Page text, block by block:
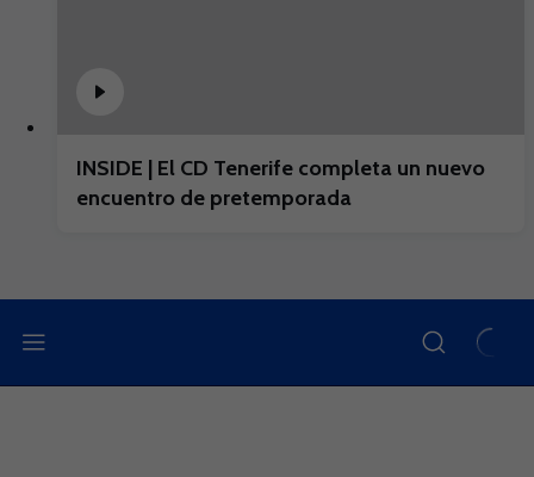
INSIDE | El CD Tenerife completa un nuevo
encuentro de pretemporada